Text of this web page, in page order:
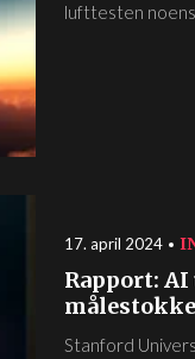
lufttesten
17. april 2024
Rapport:
Stanford